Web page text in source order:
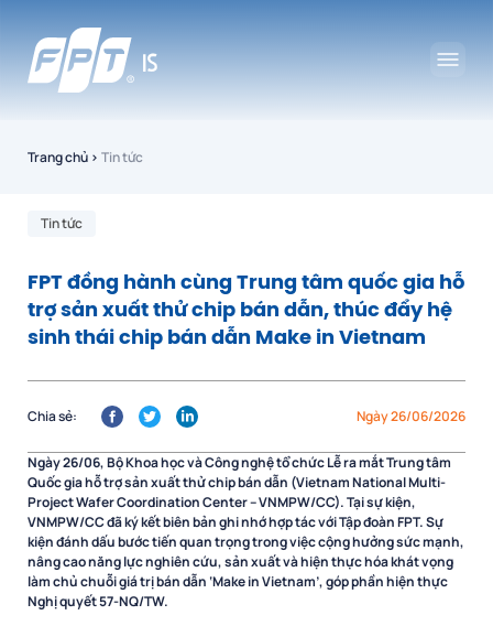
Trang chủ › Tin tức
Tin tức
FPT đồng hành cùng Trung tâm quốc gia hỗ
trợ sản xuất thử chip bán dẫn, thúc đẩy hệ
sinh thái chip bán dẫn Make in Vietnam
Ngày 26/06/2026
Chia sẻ:
Ngày 26/06, Bộ Khoa học và Công nghệ tổ chức Lễ ra mắt Trung tâm
Quốc gia hỗ trợ sản xuất thử chip bán dẫn (Vietnam National Multi-
Project Wafer Coordination Center – VNMPW/CC). Tại sự kiện,
VNMPW/CC đã ký kết biên bản ghi nhớ hợp tác với Tập đoàn FPT. Sự
kiện đánh dấu bước tiến quan trọng trong việc cộng hưởng sức mạnh,
nâng cao năng lực nghiên cứu, sản xuất và hiện thực hóa khát vọng
làm chủ chuỗi giá trị bán dẫn ‘Make in Vietnam’, góp phần hiện thực
Nghị quyết 57-NQ/TW.